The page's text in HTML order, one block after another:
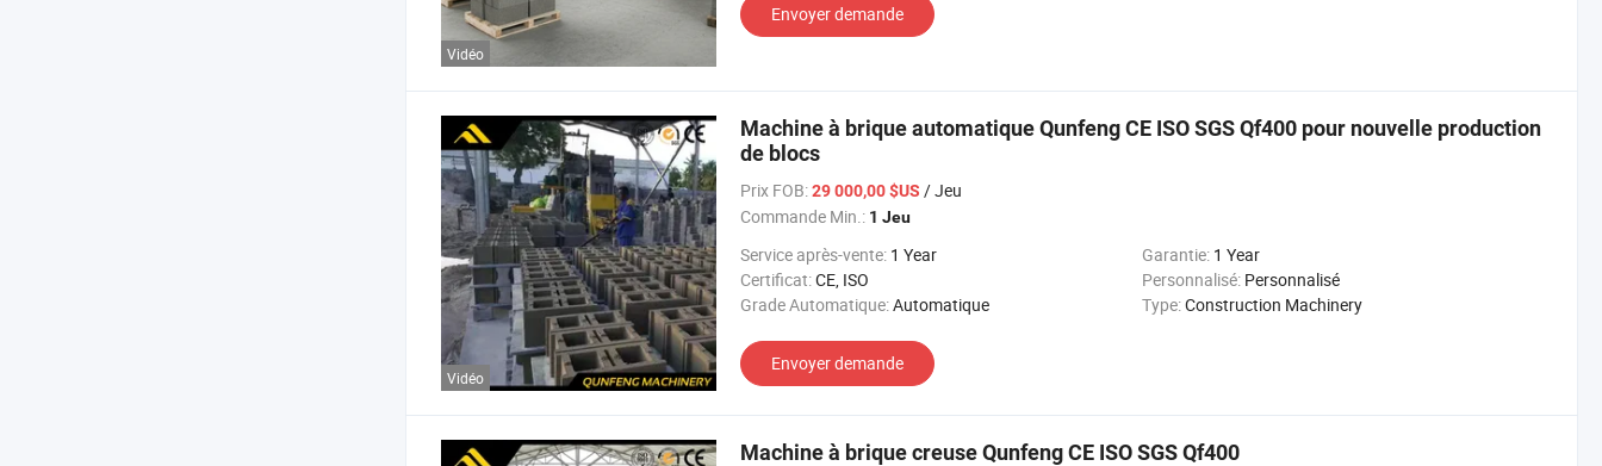
Vidéo
Envoyer demande
Vidéo
Machine à brique automatique Qunfeng CE ISO SGS Qf400 pour nouvelle production
de blocs
Prix FOB:29 000,00 $US / Jeu
Commande Min.: 1 Jeu
Service après-vente: 1 Year Garantie: 1 Year
Certificat:CE, ISO Personnalisé: Personnalisé
Grade Automatique:Automatique Type:Construction Machinery
Envoyer demande
Machine à brique creuse Qunfeng CE ISO SGS Qf400